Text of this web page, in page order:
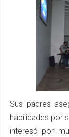
Sus padres
habilidades por
interesó por